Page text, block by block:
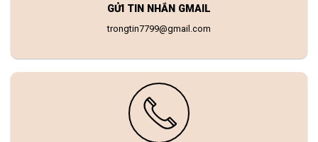
GỬI TIN NHẮN GMAIL
trongtin7799@gmail.com